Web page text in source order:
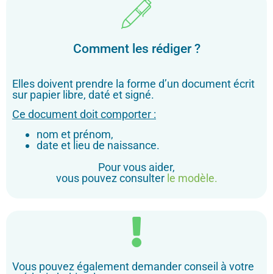
Comment les rédiger ?
Elles doivent prendre la forme d’un document écrit
sur papier libre, daté et signé.
Ce document doit comporter :
nom et prénom,
date et lieu de naissance.
Pour vous aider,
vous pouvez consulter le modèle.
Vous pouvez également demander conseil à votre